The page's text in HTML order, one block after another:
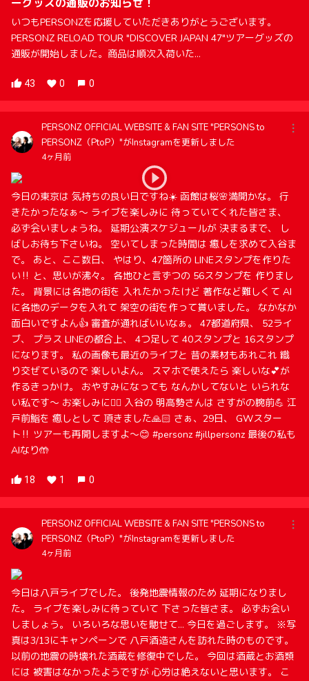
ーグッズの通販のお知らせ！
いつもPERSONZを応援していただきありがとうございます。
PERSONZ RELOAD TOUR "DISCOVER JAPAN 47"ツアーグッズの
通販が開始しました。商品は順次入荷いた...
43 0 0
PERSONZ OFFICIAL WEBSITE & FAN SITE "PERSONS to
PERSONZ（PtoP）"がInstagramを更新しました
4ヶ月前
今日の東京は 気持ちの良い日ですね☀️ 函館は桜🌸満開かな。 行
きたかったなぁ〜 ライブを楽しみに 待っていてくれた皆さま、
必ず会いましょうね。 延期公演スケジュールが 決まるまで、 し
ばしお待ち下さいね。 空いてしまった時間は 癒しを求めて入谷ま
で。 あと、ここ数日、 やはり、47箇所の LINEスタンプを作りた
い‼️ と、思いが沸々。 各地ひと言ずつの 56スタンプを 作りまし
た。 背景には各地の街を 入れたかったけど 著作など難しくて AI
に各地のデータを入れて 架空の街を作って貰いました。 なかなか
面白いですよん👍 審査が通ればいいなぁ。 47都道府県、 52ライ
ブ、 プラス LINEの都合上、 4つ足して 40スタンプと 16スタンプ
になります。 私の画像も最近のライブと 昔の素材もあれこれ 織
り交ぜているので 楽しいよん。 スマホで使えたら 楽しいな💕が
作るきっかけ。 おやすみになっても なんかしてないと いられな
い私です〜 お楽しみに🙇‍♀️ 入谷の 明高勢さんは さすがの腕前💪 江
戸前鮨を 癒しとして 頂きました🙏🏻 さぁ、29日、 GWスター
ト‼️ ツアーも再開しますよ〜😊 #personz #jillpersonz 最後の私も
AIなり🤲
18 1 0
PERSONZ OFFICIAL WEBSITE & FAN SITE "PERSONS to
PERSONZ（PtoP）"がInstagramを更新しました
4ヶ月前
今日は八戸ライブでした。 後発地震情報のため 延期になりまし
た。 ライブを楽しみに待っていて 下さった皆さま。 必ずお会い
しましょう。 いろいろな思いを馳せて… 今日を過ごします。 ※写
真は3/13にキャンペーンで 八戸酒造さんを訪れた時のものです。
以前の地震の時壊れた酒蔵を修復中でした。 今回は酒蔵とお酒類
には 被害はなかったようですが 心労は絶えないと思います。 こ